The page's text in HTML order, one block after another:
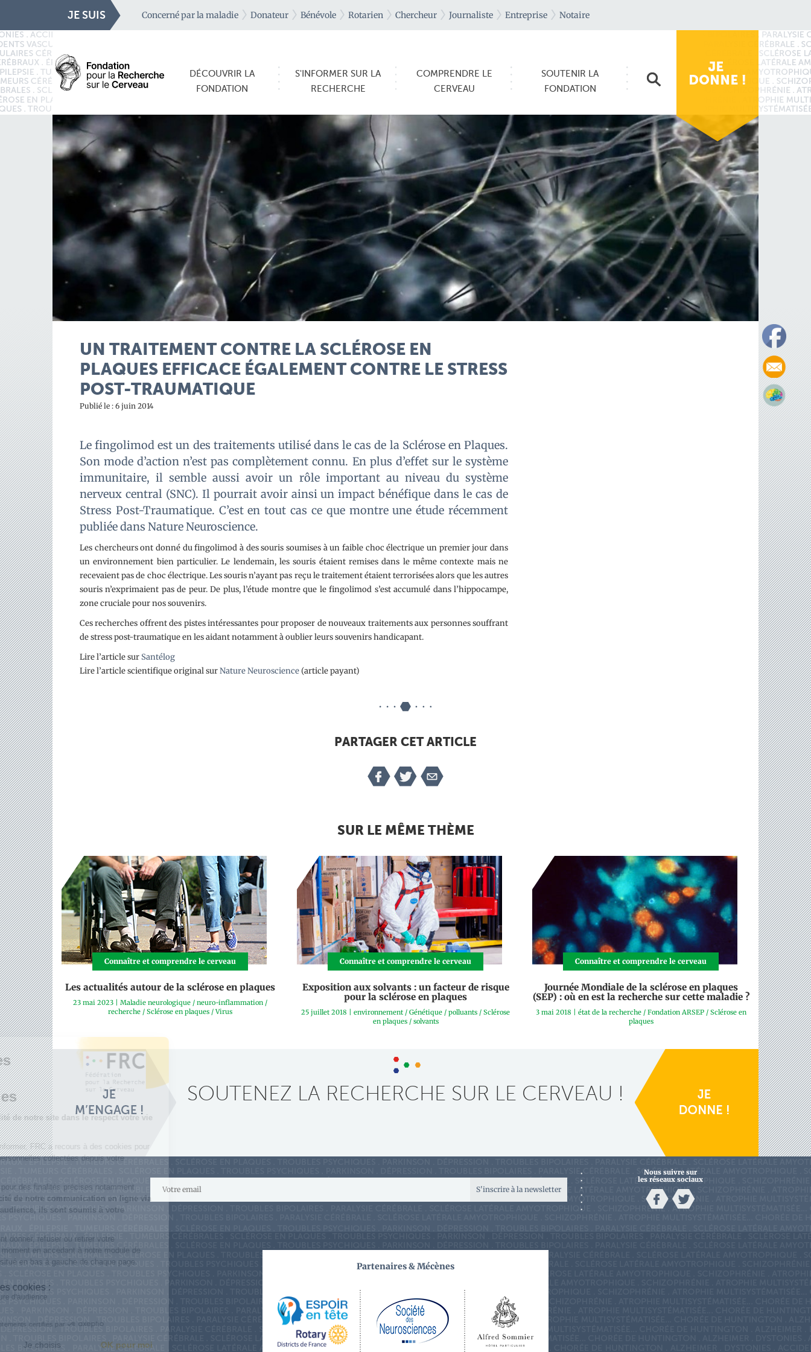
JE SUIS Concerné par la maladie Donateur Bénévole Rotarien Chercheur Journaliste Entreprise Notaire
DÉCOUVRIR LA
FONDATION
S'INFORMER SUR LA
RECHERCHE
COMPRENDRE LE
CERVEAU
SOUTENIR LA
FONDATION
UN TRAITEMENT CONTRE LA SCLÉROSE EN
PLAQUES EFFICACE ÉGALEMENT CONTRE LE STRESS
POST-TRAUMATIQUE
Publié le : 6 juin 2014
Le fingolimod est un des traitements utilisé dans le cas de la Sclérose en Plaques.
Son mode d’action n’est pas complètement connu. En plus d’effet sur le système
immunitaire, il semble aussi avoir un rôle important au niveau du système
nerveux central (SNC). Il pourrait avoir ainsi un impact bénéfique dans le cas de
Stress Post-Traumatique. C’est en tout cas ce que montre une étude récemment
publiée dans Nature Neuroscience.
Les chercheurs ont donné du fingolimod à des souris soumises à un faible choc électrique un premier jour dans
un environnement bien particulier. Le lendemain, les souris étaient remises dans le même contexte mais ne
recevaient pas de choc électrique. Les souris n’ayant pas reçu le traitement étaient terrorisées alors que les autres
souris n’exprimaient pas de peur. De plus, l’étude montre que le fingolimod s’est accumulé dans l’hippocampe,
zone cruciale pour nos souvenirs.
Ces recherches offrent des pistes intéressantes pour proposer de nouveaux traitements aux personnes souffrant
de stress post-traumatique en les aidant notamment à oublier leurs souvenirs handicapant.
Lire l’article sur Santélog
Lire l’article scientifique original surNature Neuroscience (article payant)
PARTAGER CET ARTICLE
SUR LE MÊME THÈME
Connaître et comprendre le cerveau
Les actualités autour de la sclérose en plaques
23 mai 2023 | Maladie neurologique / neuro-inflammation /
recherche / Sclérose en plaques / Virus
Connaître et comprendre le cerveau
Exposition aux solvants : un facteur de risque
pour la sclérose en plaques
25 juillet 2018 | environnement / Génétique / polluants / Sclérose
en plaques/ solvants
Connaître et comprendre le cerveau
Journée Mondiale de la sclérose en plaques
(SEP) : où en est la recherche sur cette maladie ?
3 mai 2018 | état de la recherche/ Fondation ARSEP/ Sclérose en
plaques
SOUTENEZ LA RECHERCHE SUR LE CERVEAU !
S'inscrire à la newsletter
Nous suivre sur
les réseaux sociaux
Partenaires & Mécènes